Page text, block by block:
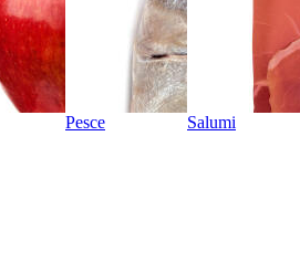
Pesce Salumi